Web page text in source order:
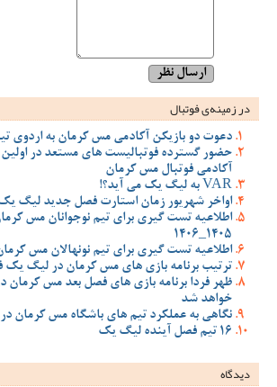
در زمینه‌ی فوتبال
دعوت دو بازیکن آکادمی مس کرمان به اردوی
حضور گسترده فوتبالیست های مستعد در
آکادمی فوتبال مس کرمان
VAR به لیگ یک می آید؟!
اواخر شهریور زمان استارت فصل جدید لیگ
اطلاعیه تست گیری برای تیم نوجوانان مس
1405_1406
اطلاعیه تست گیری برای تیم نونهالان مس کرمان در
ترتیب برنامه بازی های مس کرمان در لیگ
ظهر فردا برنامه بازی های فصل بعد مس
خواهد شد
نگاهی به عملکرد تیم های باشگاه مس کرمان
16 تیم فصل آینده لیگ یک
دیدگاه